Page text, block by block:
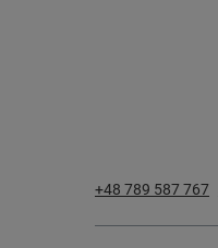
+48 789 587 767